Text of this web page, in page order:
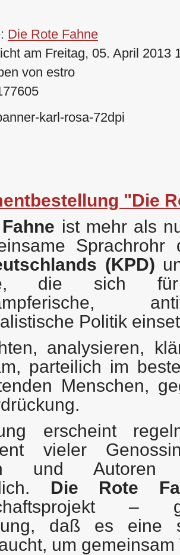
Die Rote Fahne
am Freitag, 05. April 2013
von estro
"Die
ist mehr als
(KPD)
die sich für
Politik
analysieren,
parteilich im
Menschen,
erscheint
vieler
und Autoren
Die Rote
daß es eine
um